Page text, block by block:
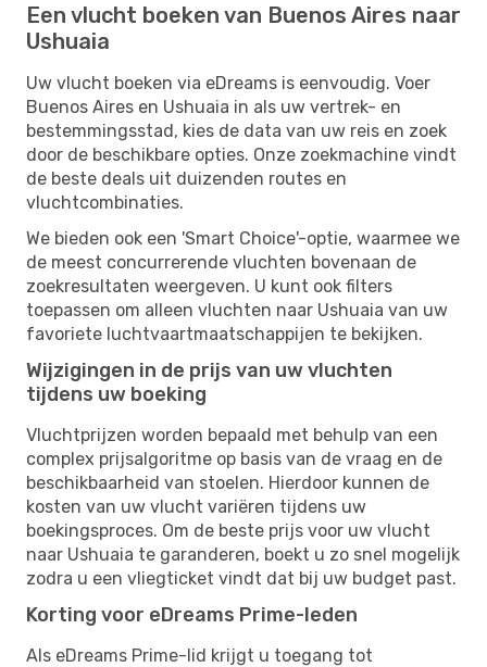
Een vlucht boeken van Buenos Aires naar
Ushuaia
Uw vlucht boeken via eDreams is eenvoudig. Voer
Buenos Aires en Ushuaia in als uw vertrek- en
bestemmingsstad, kies de data van uw reis en zoek
door de beschikbare opties. Onze zoekmachine vindt
de beste deals uit duizenden routes en
vluchtcombinaties.
We bieden ook een 'Smart Choice'-optie, waarmee we
de meest concurrerende vluchten bovenaan de
zoekresultaten weergeven. U kunt ook filters
toepassen om alleen vluchten naar Ushuaia van uw
favoriete luchtvaartmaatschappijen te bekijken.
Wijzigingen in de prijs van uw vluchten
tijdens uw boeking
Vluchtprijzen worden bepaald met behulp van een
complex prijsalgoritme op basis van de vraag en de
beschikbaarheid van stoelen. Hierdoor kunnen de
kosten van uw vlucht variëren tijdens uw
boekingsproces. Om de beste prijs voor uw vlucht
naar Ushuaia te garanderen, boekt u zo snel mogelijk
zodra u een vliegticket vindt dat bij uw budget past.
Korting voor eDreams Prime-leden
Als eDreams Prime-lid krijgt u toegang tot